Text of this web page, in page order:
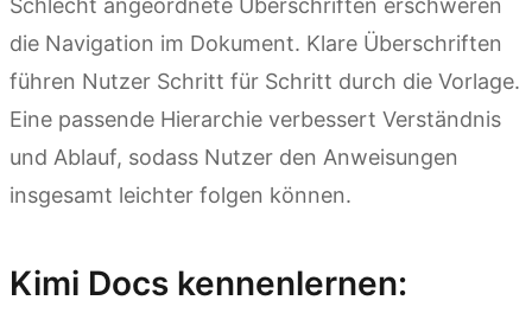
Schlecht angeordnete Überschriften erschweren
die Navigation im Dokument. Klare Überschriften
führen Nutzer Schritt für Schritt durch die Vorlage.
Eine passende Hierarchie verbessert Verständnis
und Ablauf, sodass Nutzer den Anweisungen
insgesamt leichter folgen können.
Kimi Docs kennenlernen: